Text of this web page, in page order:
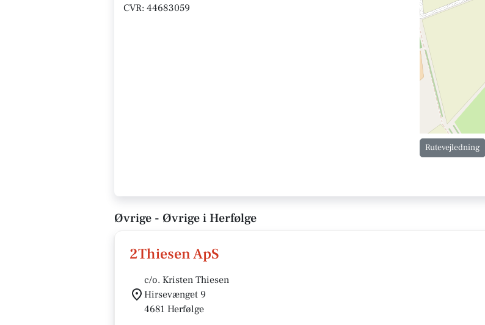
CVR: 44683059
Rutevejledning
Øvrige - Øvrige i Herfølge
2Thiesen ApS
c/o. Kristen Thiesen
Hirsevænget 9
4681 Herfølge